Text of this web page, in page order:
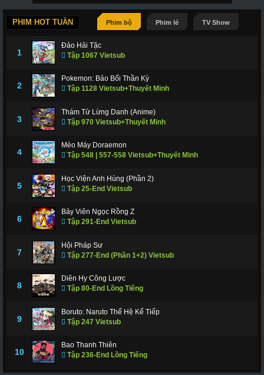
PHIM HOT TUẦN Phim bộ Phim lẻ TV Show
1
Đảo Hải Tặc
Tập 1067 Vietsub
2
Pokemon: Bảo Bối Thần Kỳ
Tập 1128 Vietsub+Thuyết Minh
3
Thám Tử Lừng Danh (Anime)
Tập 970 Vietsub+Thuyết Minh
4
Mèo Máy Doraemon
Tập 548 | 557-558 Vietsub+Thuyết Minh
5
Học Viện Anh Hùng (Phần 2)
Tập 25-End Vietsub
6
Bảy Viên Ngọc Rồng Z
Tập 291-End Vietsub
7
Hội Pháp Sư
Tập 277-End (Phần 1+2) Vietsub
8
Diên Hy Công Lược
Tập 80-End Lồng Tiếng
9
Boruto: Naruto Thế Hệ Kế Tiếp
Tập 247 Vietsub
10
Bao Thanh Thiên
Tập 236-End Lồng Tiếng